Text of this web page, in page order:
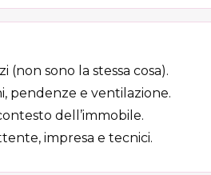
sono la stessa cosa).
pendenze e ventilazione.
dell’immobile.
impresa e tecnici.